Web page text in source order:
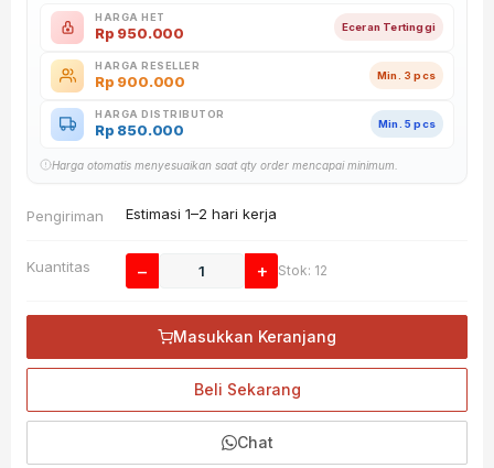
HARGA HET
Rp 950.000 Eceran Tertinggi
HARGA RESELLER
Rp 900.000 Min. 3 pcs
HARGA DISTRIBUTOR
Rp 850.000 Min. 5 pcs
Harga otomatis menyesuaikan saat qty order mencapai minimum.
Pengiriman Estimasi 1–2 hari kerja
Kuantitas − + Stok: 12
Masukkan Keranjang
Beli Sekarang
Chat